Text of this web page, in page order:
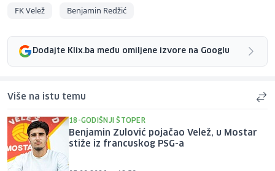
FK Velež Benjamin Redžić
Dodajte Klix.ba među omiljene izvore na Googlu
Više na istu temu
18-GODIŠNJI ŠTOPER
Benjamin Zulović pojačao Velež, u Mostar
stiže iz francuskog PSG-a